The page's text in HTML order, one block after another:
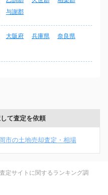
与謝郡
大阪府 兵庫県
奈良県
て査定を依頼
市の土地売却査定・相場
定サイトに関するランキング調